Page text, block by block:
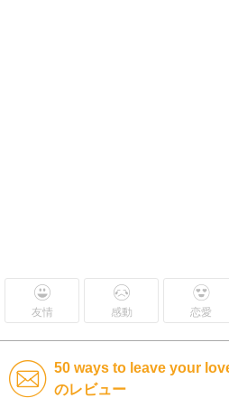
友情 感動 恋愛
50 ways to leave your
のレビュー